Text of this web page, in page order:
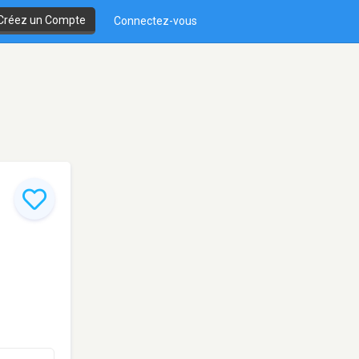
un Compte Connectez-vous